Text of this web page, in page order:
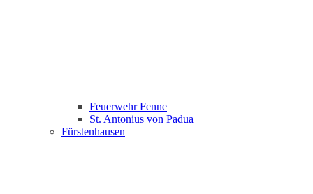
Feuerwehr Fenne
St. Antonius von Padua
Fürstenhausen